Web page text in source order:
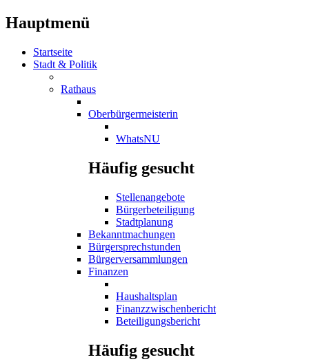
Hauptmenü
Startseite
Stadt & Politik
Rathaus
Oberbürgermeisterin
WhatsNU
Häufig gesucht
Stellenangebote
Bürgerbeteiligung
Stadtplanung
Bekanntmachungen
Bürgersprechstunden
Bürgerversammlungen
Finanzen
Haushaltsplan
Finanzzwischenbericht
Beteiligungsbericht
Häufig gesucht